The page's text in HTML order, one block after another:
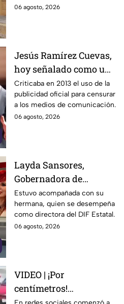
cerró la vialidad para evitar
06 agosto, 2026
Jesús Ramírez Cuevas,
hoy señalado como una
figura clave en la
estrategia de censura
del gobierno
Criticaba en 2013 el uso de la
publicidad oficial para censurar
a los medios de comunicación.
06 agosto, 2026
Layda Sansores,
Gobernadora de
Campeche, fue captada
viajando en primera
clase rumbo a Madrid
Estuvo acompañada con su
hermana, quien se desempeña
como directora del DIF Estatal.
06 agosto, 2026
VIDEO | ¡Por
centímetros!